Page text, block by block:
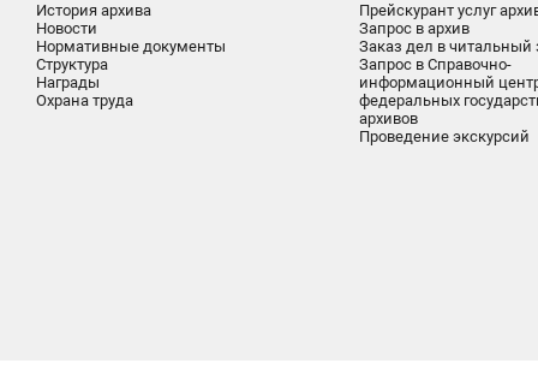
История архива
Новости
Нормативные документы
Структура
Награды
Охрана труда
Прейскурант услуг
Запрос в архив
Заказ дел в читальный
Запрос в Справочно-
информационный
федеральных
архивов
Проведение экскурсий